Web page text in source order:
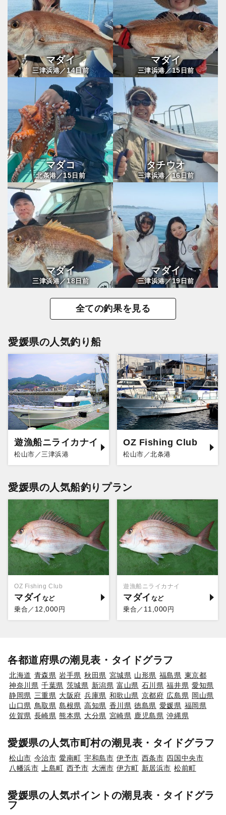
マダイ
三津浜港／14日前
マダイ
三津浜港／15 日前
マダコ
北条港／15日前
タチウオ
三津浜港／16日前
マダイ
三津浜港／18日前
マダイ
三津浜港／19日前
全ての釣果を見る
愛媛県の人気釣り船
遊漁船ニライカナイ
松山市／三津浜港
OZ Fishing Club
松山市／北条港
愛媛県の人気船釣りプラン
OZ Fishing Club
マダイ
乗合／ 12,000円
遊漁船ニライカナイ
マダイ
乗合／ 11,000円
各都道府県の潮見表・タイドグラフ
北海道 青森県 岩手県 秋田県 宮城県 山形県 福島県 東京都
神奈川県 千葉県 茨城県 新潟県 富山県 石川県 福井県 愛知県
静岡県 三重県 大阪府 兵庫県 和歌山県 京都府 広島県 岡山県
山口県 鳥取県 島根県 高知県 香川県 徳島県 愛媛県 福岡県
佐賀県 長崎県 熊本県 大分県 宮崎県 鹿児島県 沖縄県
愛媛県の人気市町村の潮見表・タイドグラフ
松山市 今治市 愛南町 宇和島市 伊予市 西条市 四国中央市
八幡浜市
上島町 西予市 大洲市 伊方町 新居浜市 松前町
愛媛県の人気ポイントの潮見表・タイドグラ
フ